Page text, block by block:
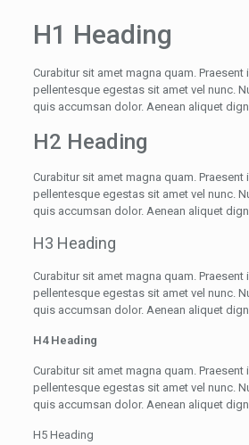
H1 Heading
Curabitur sit amet magna quam. Praesent
pellentesque egestas sit amet vel nunc.
quis accumsan dolor. Aenean aliquet
H2 Heading
Curabitur sit amet magna quam. Praesent
pellentesque egestas sit amet vel nunc.
quis accumsan dolor. Aenean aliquet
H3 Heading
Curabitur sit amet magna quam. Praesent
pellentesque egestas sit amet vel nunc.
quis accumsan dolor. Aenean aliquet
H4 Heading
Curabitur sit amet magna quam. Praesent
pellentesque egestas sit amet vel nunc.
quis accumsan dolor. Aenean aliquet
H5 Heading